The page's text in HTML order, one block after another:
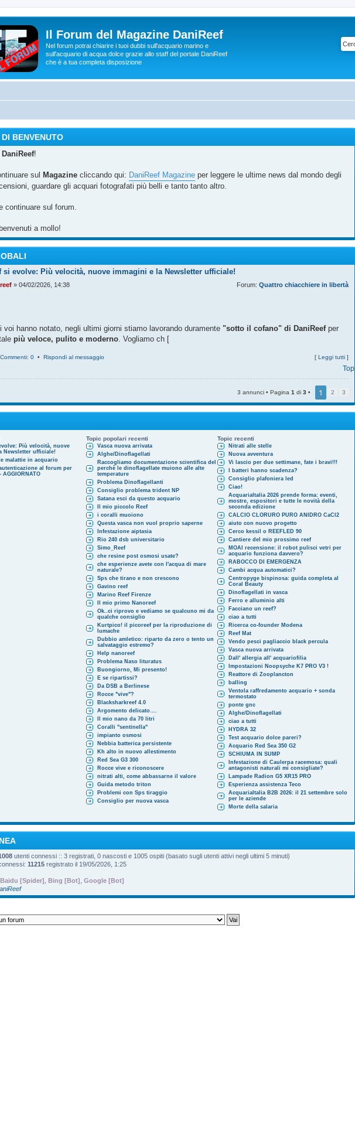
Il Forum del Magazine DaniReef
Nel forum potrai chiarire i tuoi dubbi sull'acquario marino e
sull'acquario di acqua dolce grazie allo staff del portale DaniReef
che è a tua completa disposizione
BENVENUTO
DaniReef!
sul Magazine cliccando qui: DaniReef Magazine per leggere le ultime news dal mondo degli
guardare gli acquari fotografati più belli e tanto tanto altro.
continuare sul forum.
a mollo!
si evolve: Più velocità, nuove immagini e la Newsletter ufficiale!
» 04/02/2026, 14:38 Forum: Quattro chiacchiere in libertà
voi hanno notato, negli ultimi giorni stiamo lavorando duramente "sotto il cofano" di DaniReefper
più veloce, pulito e moderno . Vogliamo ch [
Commenti: 0 • Rispondi al messaggio [ Leggi tutti ]
Top
3 annunci • Pagina 1 di 3 • 1 2 3
Topic popolari recenti Topic recenti
Più velocità, nuove
Newsletter ufficiale!
malattie in acquario
al forum per
Vasca nuova arrivata
Alghe/Dinoflagellati
Raccogliamo documentazione scientifica del
perchè le dinoflagellate muiono alle alte
temperature
Problema Dinoflagellanti
Consiglio problema trident NP
Satana esci da questo acquario
Il mio piccolo Reef
i coralli muoiono
Questa vasca non vuol proprio saperne
Infestazione aiptasia
Rio 240 dsb universitario
Simo_Reef
che resine post osmosi usate?
che esperienze avete con l'acqua di mare
naturale?
Sps che tirano e non crescono
Gavino reef
Marino Reef Firenze
Il mio primo Nanoreef
Ok..ci riprovo e vediamo se qualcuno mi da
qualche consiglio
Kurtpico! il picoreef per la riproduzione di
lumache
Dubbio amletico: riparto da zero o tento un
salvataggio estremo?
Help nanoreef
Problema Naso lituratus
Buongiorno, Mi presento!
E se ripartissi?
Da DSB a Berlinese
Rocce "vive"?
Blacksharkreef 4.0
Argomento delicato….
Il mio nano da 70 litri
Coralli "sentinella"
impianto osmosi
Nebbia batterica persistente
Kh alto in nuovo allestimento
Red Sea G3 300
Rocce vive e riconoscere
nitrati alti, come abbassarne il valore
Guida metodo triton
Problemi con Sps tiraggio
Consiglio per nuova vasca
Nitrati alle stelle
Nuova avventura
Vi lascio per due settimane, fate i bravi!!!
I batteri hanno scadenza?
Consiglio plafoniera led
Ciao!
AcquariaItalia 2026 prende forma: eventi,
mostre, espositori e tutte le novità della
seconda edizione
CALCIO CLORURO PURO ANIDRO CaCl2
aiuto con nuovo progetto
Cerco kessil o REEFLED 90
Cantiere del mio prossimo reef
MOAI recensione: il robot pulisci vetri per
acquario funziona davvero?
RABOCCO DI EMERGENZA
Cambi acqua automatici?
Centropyge bispinosa: guida completa al
Coral Beauty
Dinoflagellati in vasca
Ferro e alluminio alti
Facciano un reef?
ciao a tutti
Ricerca co-founder Modena
Reef Mat
Vendo pesci pagliaccio black percula
Vasca nuova arrivata
Dall' allergia all' acquariofilia
Impostazioni Noopsyche K7 PRO V3 !
Reattore di Zooplancton
balling
Ventola raffredamento acquario + sonda
termostato
ponte gnc
Alghe/Dinoflagellati
ciao a tutti
HYDRA 32
Test acquario dolce pareri?
Acquario Red Sea 350 G2
SCHIUMA IN SUMP
Infestazione di Caulerpa racemosa: quali
antagonisti naturali mi consigliate?
Lampade Radion G5 XR15 PRO
Esperienza assistenza Teco
AcquariaItalia B2B 2026: il 21 settembre solo
per le aziende
Morte della salaria
utenti connessi :: 3 registrati, 0 nascosti e 1005 ospiti (basato sugli utenti attivi negli ultimi 5 minuti)
11215 registrato il 19/05/2026, 1:25
Baidu [Spider] Bing [Bot] Google [Bot]